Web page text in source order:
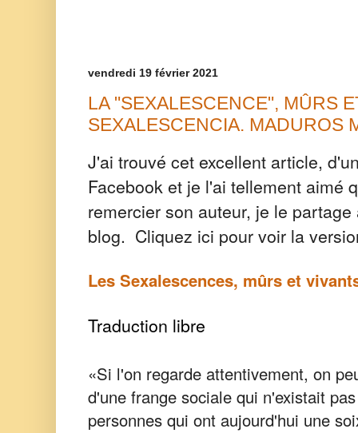
vendredi 19 février 2021
LA "SEXALESCENCE", MÛRS
SEXALESCENCIA. MADUROS
J'ai trouvé cet excellent article,
Facebook et je l'ai tellement aimé
remercier son auteur, je le
blog. Cliquez ici pour voir la
Les Sexalescences, mûrs et
Traduction libre
«Si l'on regarde attentivement, on
d'une frange sociale qui n'existait
personnes qui ont aujourd'hui une